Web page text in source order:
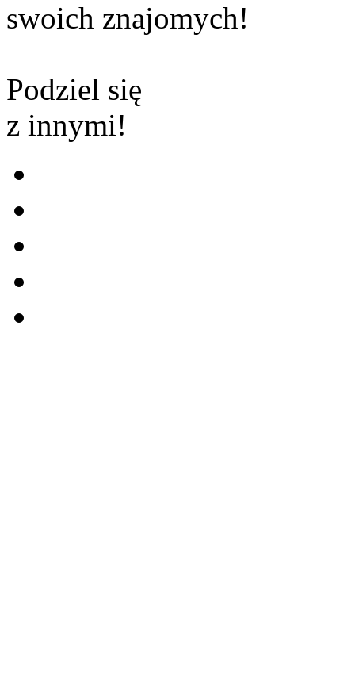
swoich znajomych!
Podziel się
z innymi!